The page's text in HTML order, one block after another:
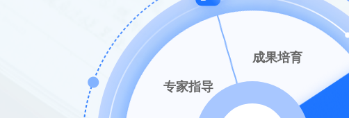
专家指导
成果培育